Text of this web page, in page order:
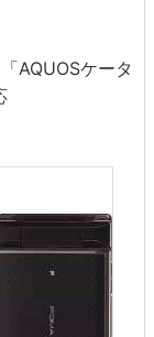
AQUOSケータ